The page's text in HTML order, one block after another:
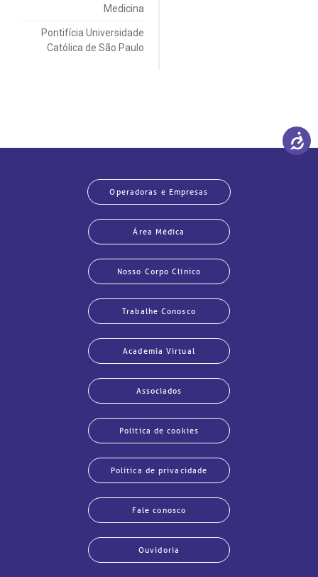
Medicina
Pontifícia Universidade
Católica de São Paulo
Operadoras e Empresas
Área Médica
Nosso Corpo Clínico
Trabalhe Conosco
Academia Virtual
Associados
Política de cookies
Política de privacidade
Fale conosco
Ouvidoria